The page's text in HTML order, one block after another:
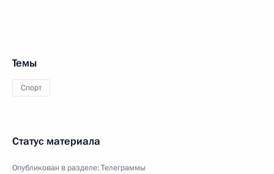
Темы
Спорт
Статус материала
Опубликован в разделе:Телеграммы